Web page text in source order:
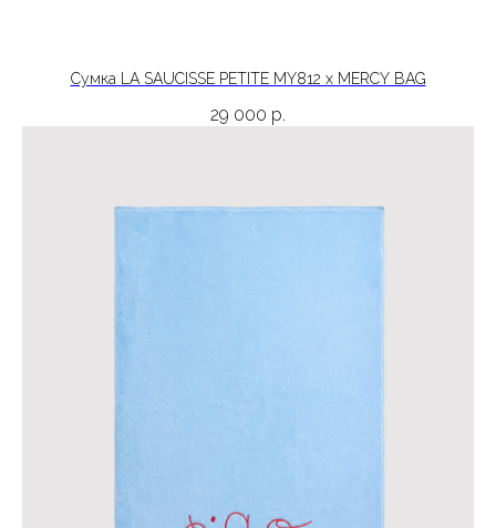
Сумка LA SAUCISSE PETITE MY812 x MERCY BAG
29 000 р.